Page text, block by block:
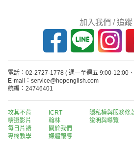
加入我們 / 追蹤
電話：02-2727-1778 ( 週一至週五 9:00-12:00
E-mail：service@hopenglish.com
統編：24746401
攻其不背
精選影片
每日片語
專欄教學
ICRT
翰林
關於我們
媒體報導
隱私權與服務條
說明與導覽